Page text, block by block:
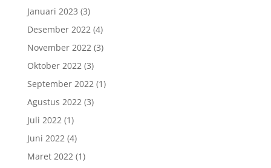
Januari 2023 (3)
Desember 2022(4)
November 2022(3)
Oktober 2022(3)
September 2022(1)
Agustus 2022(3)
Juli 2022(1)
Juni 2022(4)
Maret 2022(1)